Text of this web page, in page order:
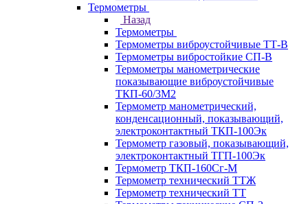
Термометры
Назад
Термометры
Термометры виброустойчивые ТТ-В
Термометры вибростойкие СП-В
Термометры манометрические
показывающие виброустойчивые
ТКП-60/3М2
Термометр манометрический,
конденсационный, показывающий,
электроконтактный ТКП-100Эк
Термометр газовый, показывающий,
электроконтактный ТГП-100Эк
Термометр ТКП-160Сг-М
Термометр технический ТТЖ
Термометр технический ТТ